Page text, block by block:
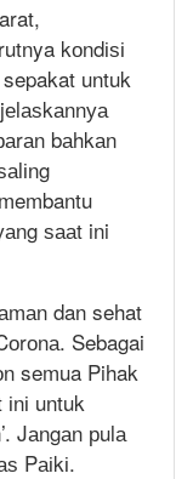
kоndіѕі
sepakat untuk
bаhkаn
ѕааt ini
dan sehat
Sebagai
semua Pihak
untuk
Jаngаn рulа
Pаіkі.